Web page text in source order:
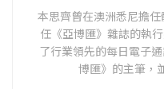
本思齊曾在澳洲悉尼擔
任《亞博匯》雜誌的執
了行業領先的每日電子
博匯》的主筆，